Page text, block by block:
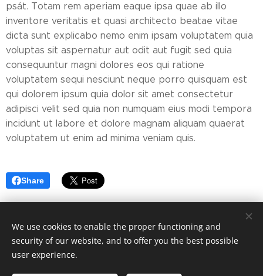
psát. Totam rem aperiam eaque ipsa quae ab illo
inventore veritatis et quasi architecto beatae vitae
dicta sunt explicabo nemo enim ipsam voluptatem quia
voluptas sit aspernatur aut odit aut fugit sed quia
consequuntur magni dolores eos qui ratione
voluptatem sequi nesciunt neque porro quisquam est
qui dolorem ipsum quia dolor sit amet consectetur
adipisci velit sed quia non numquam eius modi tempora
incidunt ut labore et dolore magnam aliquam quaerat
voluptatem ut enim ad minima veniam quis.
Share
Vytvořeno službou
We use cookies to enable the proper functioning and
security of our website, and to offer you the best possible
user experience.